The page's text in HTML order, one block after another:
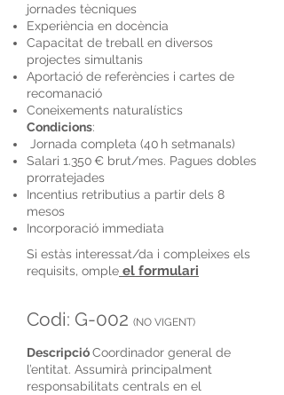
jornades tècniques
Experiència en docència
Capacitat de treball en diversos
projectes simultanis
Aportació de referències i cartes de
recomanació
Coneixements naturalístics
Condicions:
Jornada completa (40 h setmanals)
Salari 1.350 € brut/mes. Pagues dobles
prorratejades
Incentius retributius a partir dels 8
mesos
Incorporació immediata
Si estàs interessat/da i compleixes els
requisits, omple el formulari
Codi: G-002 (NO VIGENT)
DescripcióCoordinador general de
l’entitat. Assumirà principalment
responsabilitats centrals en el